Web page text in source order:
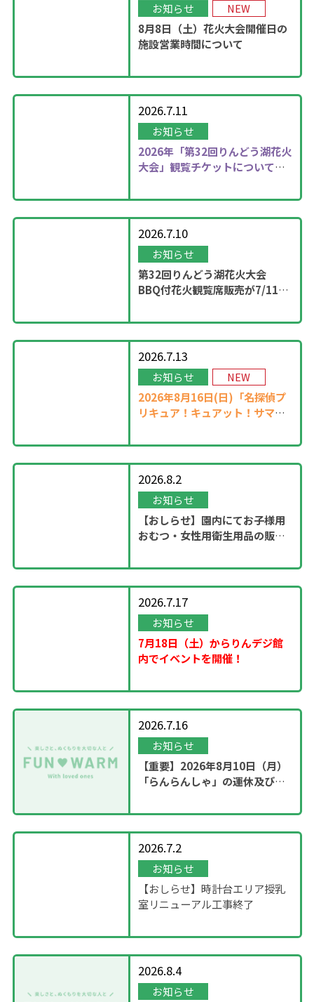
お知らせ NEW
8月8日（土）花火大会開催日の
施設営業時間について
2026.7.11
お知らせ
2026年 「第32回りんどう湖花火
大会」観覧チケットについて更
2026.7.10
お知らせ
第32回りんどう湖花火大会
BBQ付花火観覧席販売が7/11
2026.7.13
お知らせ NEW
2026年8月16日(日)「名探偵プ
リキュア！キュアット！サマー
2026.8.2
お知らせ
【おしらせ】園内にてお子様用
おむつ・女性用衛生用品の販売
2026.7.17
お知らせ
7月18日（土）からりんデジ館
内でイベントを開催！
2026.7.16
お知らせ
【重要】2026年8月10日（月）
「らんらんしゃ」の運休及び園
2026.7.2
お知らせ
【おしらせ】時計台エリア授乳
室リニューアル工事終了
2026.8.4
お知らせ